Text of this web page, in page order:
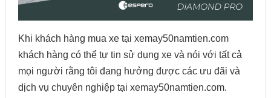
Khi khách hàng mua xe tại xemay50namtien.com
khách hàng có thể tự tin sử dụng xe và nói với tất cả
mọi người rằng tôi đang hưởng được các ưu đãi và
dịch vụ chuyên nghiệp tại xemay50namtien.com.